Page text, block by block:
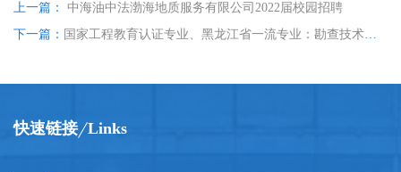
上一篇： 中海油中法渤海地质服务有限公司2022届校园招聘
下一篇： 国家工程教育认证专业、黑龙江省一流专业：勘查技术与工程
快速链接 Links